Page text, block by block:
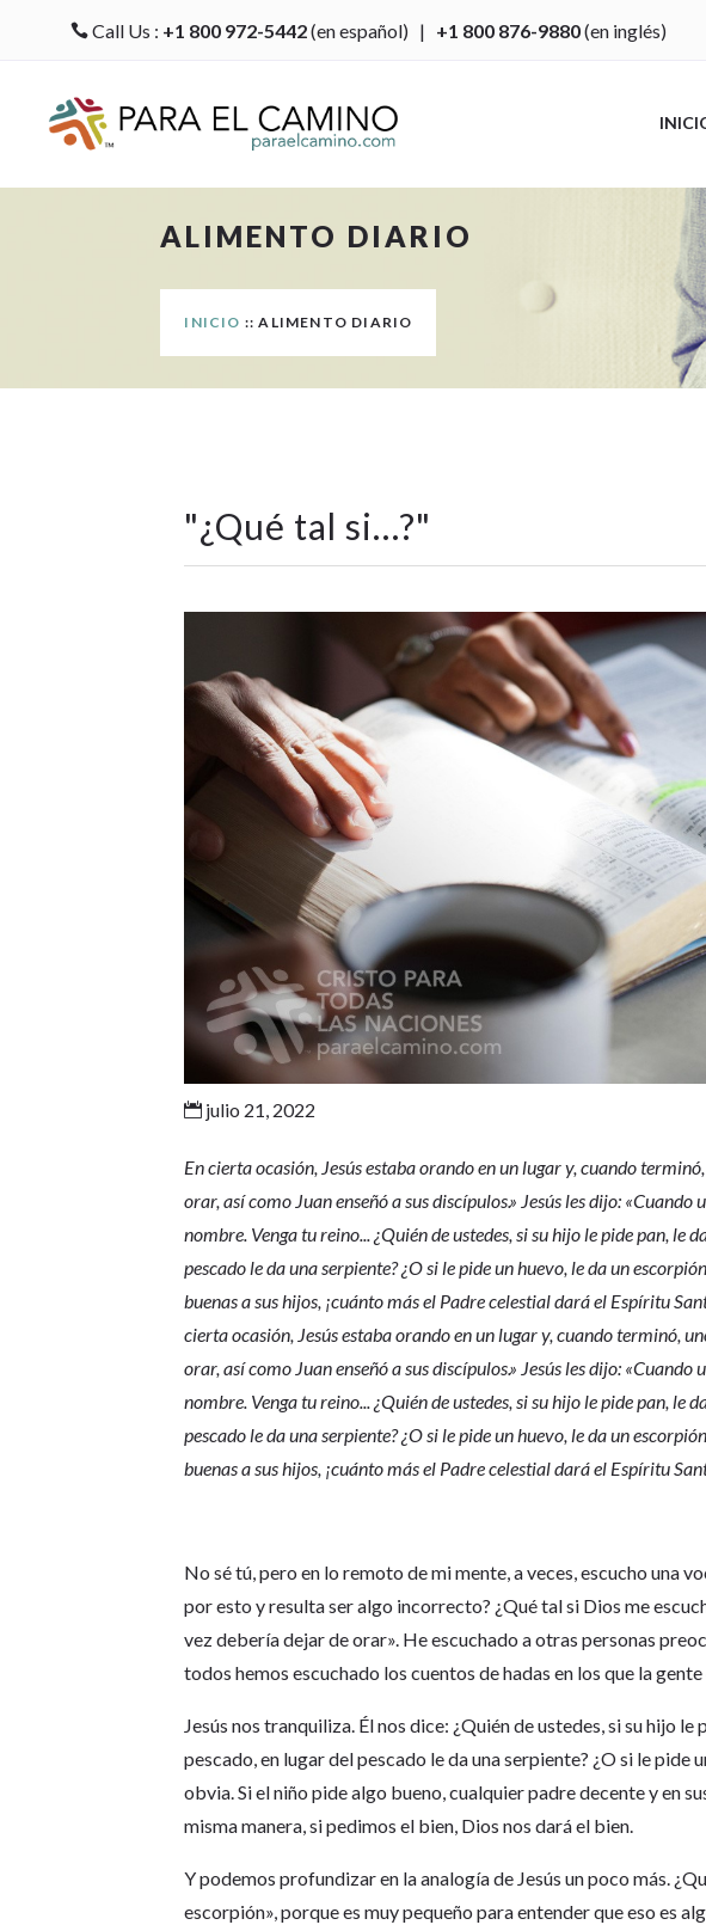
Call Us : +1 800 972-5442(en español) | +1 800 876-9880(en inglés)
ALIMENTO DIARIO
INICIO :: ALIMENTO DIARIO
"¿Qué tal si…?"
 julio 21, 2022
En cierta ocasión, Jesús estaba orando en un lugar y, cuando
orar, así como Juan enseñó a sus discípulos.» Jesús les dijo:
nombre. Venga tu reino... ¿Quién de ustedes, si su hijo le pide pan, le
pescado le da una serpiente? ¿O si le pide un huevo, le da un
buenas a sus hijos, ¡cuánto más el Padre celestial dará el Espíritu
cierta ocasión, Jesús estaba orando en un lugar y, cuando terminó,
orar, así como Juan enseñó a sus discípulos.» Jesús les dijo:
nombre. Venga tu reino... ¿Quién de ustedes, si su hijo le pide pan, le
pescado le da una serpiente? ¿O si le pide un huevo, le da un
buenas a sus hijos, ¡cuánto más el Padre celestial dará el Espíritu
No sé tú, pero en lo remoto de mi mente, a veces, escucho una
por esto y resulta ser algo incorrecto? ¿Qué tal si Dios me
vez debería dejar de orar». He escuchado a otras personas
todos hemos escuchado los cuentos de hadas en los que la
Jesús nos tranquiliza. Él nos dice: ¿Quién de ustedes, si su hijo le
pescado, en lugar del pescado le da una serpiente? ¿O si le pide
obvia. Si el niño pide algo bueno, cualquier padre decente y en
misma manera, si pedimos el bien, Dios nos dará el bien.
Y podemos profundizar en la analogía de Jesús un poco más.
escorpión», porque es muy pequeño para entender que eso es